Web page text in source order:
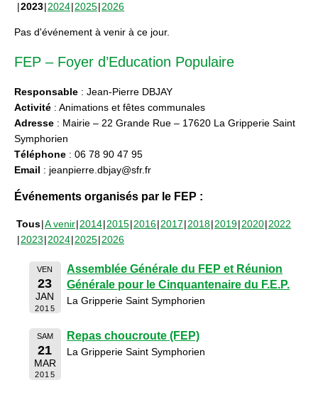
2023 2024 2025 2026
Pas d'événement à venir à ce jour.
FEP – Foyer d’Education Populaire
Responsable : Jean-Pierre DBJAY
Activité : Animations et fêtes communales
Adresse : Mairie – 22 Grande Rue – 17620 La Gripperie Saint
Symphorien
Téléphone : 06 78 90 47 95
Email : jeanpierre.dbjay@sfr.fr
Événements organisés par le FEP :
Tous A venir 2014 2015 2016 2017 2018 2019 2020 2022
2023 2024 2025 2026
VEN
23
JAN
2015
Assemblée Générale du FEP et Réunion
Générale pour le Cinquantenaire du F.E.P.
La Gripperie Saint Symphorien
SAM
21
MAR
2015
Repas choucroute (FEP)
La Gripperie Saint Symphorien